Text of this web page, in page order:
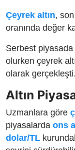
Çeyrek altın,
oranında değer
Serbest piyasada
olurken çeyrek
olarak gerçekleşti.
Altın
Uzmanlara göre
piyasalarda ons
dolar/TL